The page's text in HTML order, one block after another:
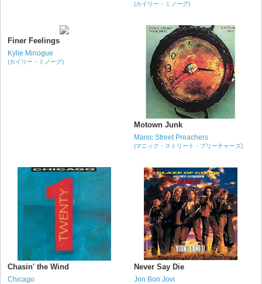
(カイリー・ミノーグ)
Finer Feelings
Kylie Minogue
(カイリー・ミノーグ)
Motown Junk
Manic Street Preachers
(マニック・ストリート・プリーチャーズ)
Chasin' the Wind
Chicago
Never Say Die
Jon Bon Jovi